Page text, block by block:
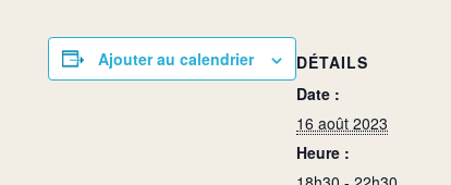
Ajouter au calendrier
DÉTAILS
Date :
16 août 2023
Heure :